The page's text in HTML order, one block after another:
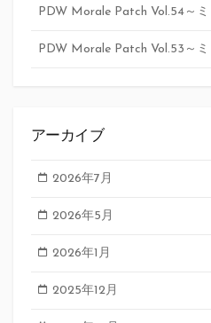
PDW Morale Patch Vol.54～
PDW Morale Patch Vol.53～
アーカイブ
2026年7月
2026年5月
2026年1月
2025年12月